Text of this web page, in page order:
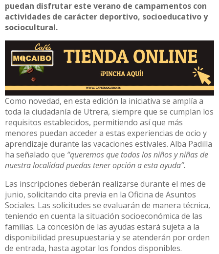
puedan disfrutar este verano de campamentos con
actividades de carácter deportivo, socioeducativo y
sociocultural.
Como novedad, en esta edición la iniciativa se amplía a
toda la ciudadanía de Utrera, siempre que se cumplan los
requisitos establecidos, permitiendo así que más
menores puedan acceder a estas experiencias de ocio y
aprendizaje durante las vacaciones estivales. Alba Padilla
ha señalado que “queremos que todos los niños y niñas de
nuestra localidad puedas tener opción a esta ayuda”.
Las inscripciones deberán realizarse durante el mes de
junio, solicitando cita previa en la Oficina de Asuntos
Sociales. Las solicitudes se evaluarán de manera técnica,
teniendo en cuenta la situación socioeconómica de las
familias. La concesión de las ayudas estará sujeta a la
disponibilidad presupuestaria y se atenderán por orden
de entrada, hasta agotar los fondos disponibles.